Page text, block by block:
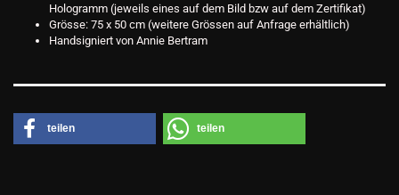
Hologramm (jeweils eines auf dem Bild bzw auf dem Zertifikat)
Grösse: 75 x 50 cm (weitere Grössen auf Anfrage erhältlich)
Handsigniert von Annie Bertram
teilen teilen